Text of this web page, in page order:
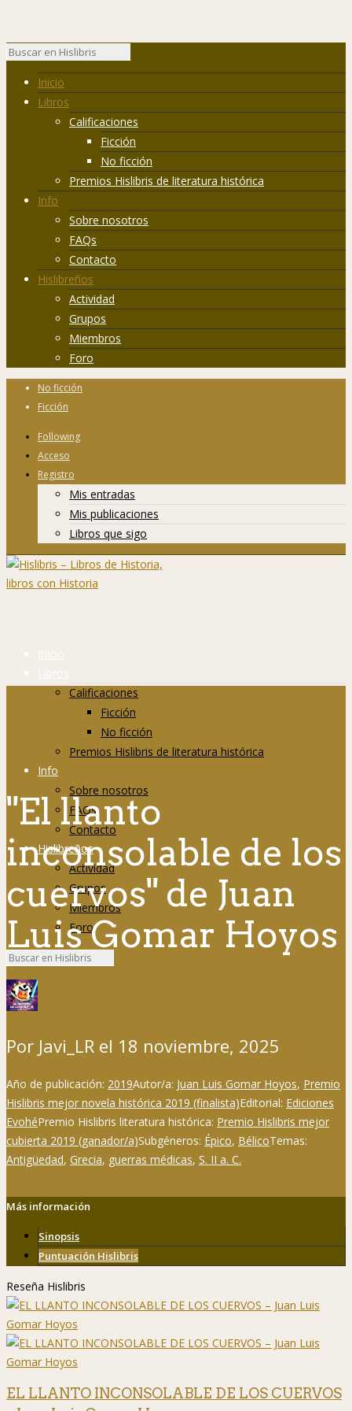
Inicio
Libros
Calificaciones
Ficción
No ficción
Premios Hislibris de literatura histórica
Info
Sobre nosotros
FAQs
Contacto
Hislibreños
Actividad
Grupos
Miembros
Foro
No ficción
Ficción
Following
Acceso
Registro
Mis entradas
Mis publicaciones
Libros que sigo
Inicio
Libros
Calificaciones
Ficción
No ficción
Premios Hislibris de literatura histórica
Info
Sobre nosotros
FAQs
Contacto
Hislibreños
Actividad
Grupos
Miembros
Foro
"El llanto
inconsolable de los
cuervos" de Juan
Luis Gomar Hoyos
Por Javi_LR el 18 noviembre, 2025
Año de publicación: 2019Autor/a: Juan Luis Gomar Hoyos, Premio
Hislibris mejor novela histórica 2019 (finalista)Editorial: Ediciones
EvohéPremio Hislibris literatura histórica: Premio Hislibris mejor
cubierta 2019 (ganador/a)Subgéneros: Épico, BélicoTemas:
Antigüedad, Grecia, guerras médicas, S. II a. C.
Más información
Sinopsis
Puntuación Hislibris
Reseña Hislibris
EL LLANTO INCONSOLABLE DE LOS CUERVOS